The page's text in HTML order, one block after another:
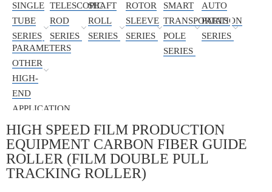
SINGLE
TUBE
SERIES
TELESCOPIC
ROD
SERIES
SHAFT
ROLL
SERIES
ROTOR
SLEEVE
SERIES
SMART
TRANSPORTATION
POLE
SERIES
AUTO
PARTS
SERIES
PARAMETERS
OTHER
HIGH-
END
APPLICATION
SERIES
HIGH SPEED FILM PRODUCTION
EQUIPMENT CARBON FIBER GUIDE
ROLLER (FILM DOUBLE PULL
TRACKING ROLLER)